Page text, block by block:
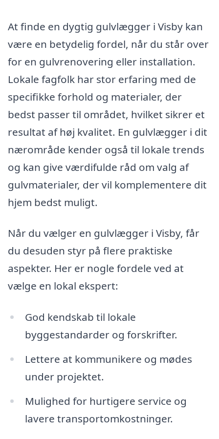
At finde en dygtig gulvlægger i Visby kan
være en betydelig fordel, når du står over
for en gulvrenovering eller installation.
Lokale fagfolk har stor erfaring med de
specifikke forhold og materialer, der
bedst passer til området, hvilket sikrer et
resultat af høj kvalitet. En gulvlægger i dit
nærområde kender også til lokale trends
og kan give værdifulde råd om valg af
gulvmaterialer, der vil komplementere dit
hjem bedst muligt.
Når du vælger en gulvlægger i Visby, får
du desuden styr på flere praktiske
aspekter. Her er nogle fordele ved at
vælge en lokal ekspert:
God kendskab til lokale
byggestandarder og forskrifter.
Lettere at kommunikere og mødes
under projektet.
Mulighed for hurtigere service og
lavere transportomkostninger.